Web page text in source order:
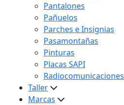
Pantalones
Pañuelos
Parches e Insignias
Pasamontañas
Pinturas
Placas SAPI
Radiocomunicaciones
Taller
Marcas